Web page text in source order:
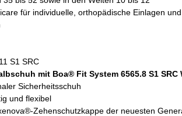
für individuelle, orthopädische Einlagen
S1 SRC
mit Boa® Fit System 6565.8 S1 SRC
Sicherheitsschuh
und flexibel
Zehenschutzkappe der neuesten